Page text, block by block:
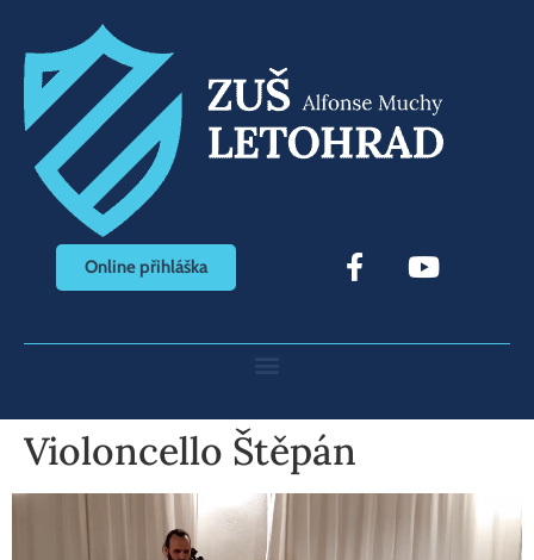
Online přihláška
Violoncello Štěpán
přehrávač